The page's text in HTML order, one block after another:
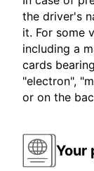
the driver's
it. For some
including a
cards
"electron",
or on the
Your